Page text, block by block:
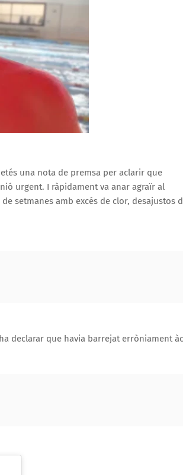
una nota de premsa per aclarir que
urgent. I ràpidament va anar agraïr al
setmanes amb excés de clor, desajustos
declarar que havia barrejat erròniament